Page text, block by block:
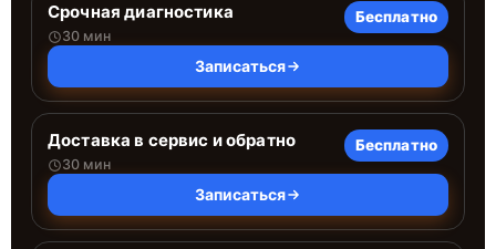
Срочная диагностика
30 мин
Бесплатно
Записаться
Доставка в сервис и обратно
30 мин
Бесплатно
Записаться